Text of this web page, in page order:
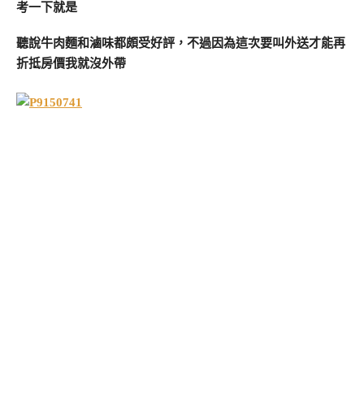
考一下就是
聽說牛肉麵和滷味都頗受好評，不過因為這次要叫外送才能再
折抵房價我就沒外帶